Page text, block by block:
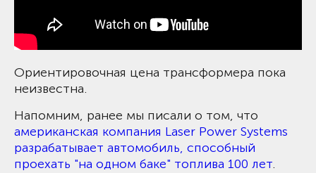
Ориентировочная цена трансформера пока
неизвестна.
Напомним, ранее мы писали о том, что
американская компания Laser Power Systems
разрабатывает автомобиль, способный
проехать "на одном баке" топлива 100 лет.